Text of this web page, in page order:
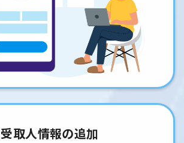
受取人情報の追加